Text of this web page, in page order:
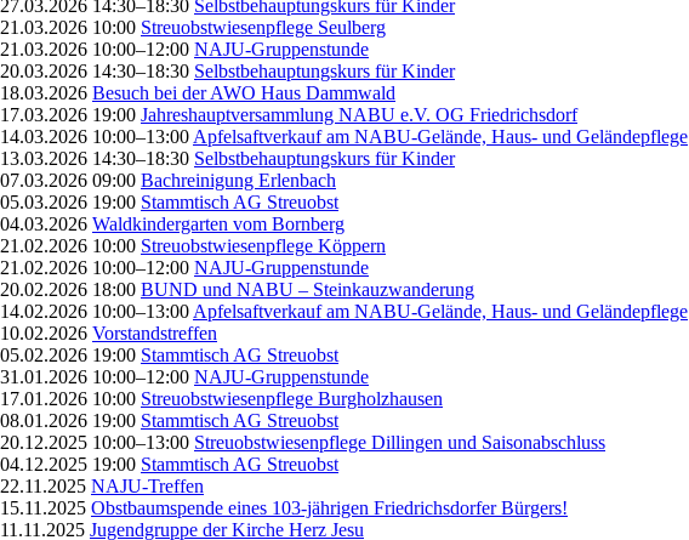
27.03.2026 14:30–18:30 Selbstbehauptungskurs für Kinder
21.03.2026 10:00 Streuobstwiesenpflege Seulberg
21.03.2026 10:00–12:00 NAJU-Gruppenstunde
20.03.2026 14:30–18:30 Selbstbehauptungskurs für Kinder
18.03.2026 Besuch bei der AWO Haus Dammwald
17.03.2026 19:00 Jahreshauptversammlung NABU e.V. OG Friedrichsdorf
14.03.2026 10:00–13:00 Apfelsaftverkauf am NABU-Gelände, Haus- und Geländepflege
13.03.2026 14:30–18:30 Selbstbehauptungskurs für Kinder
07.03.2026 09:00 Bachreinigung Erlenbach
05.03.2026 19:00 Stammtisch AG Streuobst
04.03.2026 Waldkindergarten vom Bornberg
21.02.2026 10:00 Streuobstwiesenpflege Köppern
21.02.2026 10:00–12:00 NAJU-Gruppenstunde
20.02.2026 18:00 BUND und NABU – Steinkauzwanderung
14.02.2026 10:00–13:00 Apfelsaftverkauf am NABU-Gelände, Haus- und Geländepflege
10.02.2026 Vorstandstreffen
05.02.2026 19:00 Stammtisch AG Streuobst
31.01.2026 10:00–12:00 NAJU-Gruppenstunde
17.01.2026 10:00 Streuobstwiesenpflege Burgholzhausen
08.01.2026 19:00 Stammtisch AG Streuobst
20.12.2025 10:00–13:00 Streuobstwiesenpflege Dillingen und Saisonabschluss
04.12.2025 19:00 Stammtisch AG Streuobst
22.11.2025 NAJU-Treffen
15.11.2025 Obstbaumspende eines 103-jährigen Friedrichsdorfer Bürgers!
11.11.2025 Jugendgruppe der Kirche Herz Jesu